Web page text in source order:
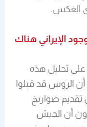
العكس.
الإيراني هناك
على تحليل هذه
الروس قد قبلوا
تقديم صواريخ
أن الجيش